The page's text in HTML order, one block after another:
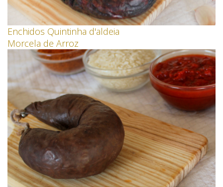
Enchidos Quintinha d'aldeia
Morcela de Arroz